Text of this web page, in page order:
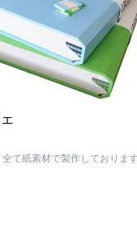
全て紙素材で製作しております